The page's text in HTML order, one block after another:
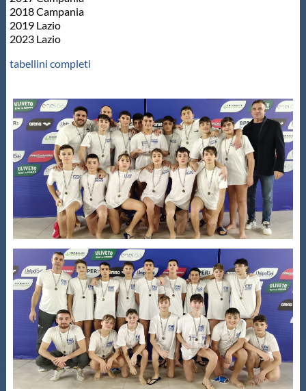
2018 Campania
2019 Lazio
2023 Lazio
tabellini completi